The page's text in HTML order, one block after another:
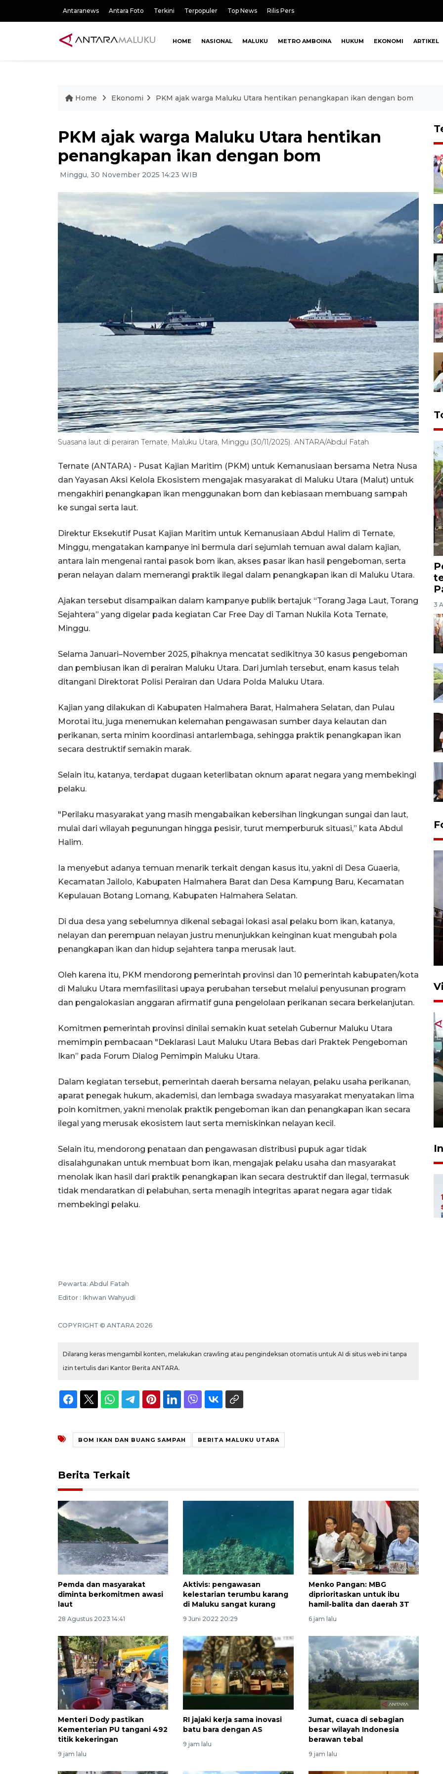
Antaranews Antara Foto Terkini Terpopuler Top News Rilis Pers
HOME NASIONAL MALUKU METRO AMBOINA HUKUM EKONOMI ARTIKEL
Home Ekonomi PKM ajak warga Maluku Utara hentikan penangkapan ikan dengan bom
PKM ajak warga Maluku Utara hentikan
penangkapan ikan dengan bom
Minggu, 30 November 2025 14:23 WIB
Suasana laut di perairan Ternate, Maluku Utara, Minggu (30/11/2025). ANTARA/Abdul Fatah
Ternate (ANTARA) - Pusat Kajian Maritim (PKM) untuk Kemanusiaan bersama Netra Nusa
dan Yayasan Aksi Kelola Ekosistem mengajak masyarakat di Maluku Utara (Malut) untuk
mengakhiri penangkapan ikan menggunakan bom dan kebiasaan membuang sampah
ke sungai serta laut.
Direktur Eksekutif Pusat Kajian Maritim untuk Kemanusiaan Abdul Halim di Ternate,
Minggu, mengatakan kampanye ini bermula dari sejumlah temuan awal dalam kajian,
antara lain mengenai rantai pasok bom ikan, akses pasar ikan hasil pengeboman, serta
peran nelayan dalam memerangi praktik ilegal dalam penangkapan ikan di Maluku Utara.
Ajakan tersebut disampaikan dalam kampanye publik bertajuk “Torang Jaga Laut, Torang
Sejahtera” yang digelar pada kegiatan Car Free Day di Taman Nukila Kota Ternate,
Minggu.
Selama Januari–November 2025, pihaknya mencatat sedikitnya 30 kasus pengeboman
dan pembiusan ikan di perairan Maluku Utara. Dari jumlah tersebut, enam kasus telah
ditangani Direktorat Polisi Perairan dan Udara Polda Maluku Utara.
Kajian yang dilakukan di Kabupaten Halmahera Barat, Halmahera Selatan, dan Pulau
Morotai itu, juga menemukan kelemahan pengawasan sumber daya kelautan dan
perikanan, serta minim koordinasi antarlembaga, sehingga praktik penangkapan ikan
secara destruktif semakin marak.
Selain itu, katanya, terdapat dugaan keterlibatan oknum aparat negara yang membekingi
pelaku.
"Perilaku masyarakat yang masih mengabaikan kebersihan lingkungan sungai dan laut,
mulai dari wilayah pegunungan hingga pesisir, turut memperburuk situasi,” kata Abdul
Halim.
Ia menyebut adanya temuan menarik terkait dengan kasus itu, yakni di Desa Guaeria,
Kecamatan Jailolo, Kabupaten Halmahera Barat dan Desa Kampung Baru, Kecamatan
Kepulauan Botang Lomang, Kabupaten Halmahera Selatan.
Di dua desa yang sebelumnya dikenal sebagai lokasi asal pelaku bom ikan, katanya,
nelayan dan perempuan nelayan justru menunjukkan keinginan kuat mengubah pola
penangkapan ikan dan hidup sejahtera tanpa merusak laut.
Oleh karena itu, PKM mendorong pemerintah provinsi dan 10 pemerintah kabupaten/kota
di Maluku Utara memfasilitasi upaya perubahan tersebut melalui penyusunan program
dan pengalokasian anggaran afirmatif guna pengelolaan perikanan secara berkelanjutan.
Komitmen pemerintah provinsi dinilai semakin kuat setelah Gubernur Maluku Utara
memimpin pembacaan "Deklarasi Laut Maluku Utara Bebas dari Praktek Pengeboman
Ikan” pada Forum Dialog Pemimpin Maluku Utara.
Dalam kegiatan tersebut, pemerintah daerah bersama nelayan, pelaku usaha perikanan,
aparat penegak hukum, akademisi, dan lembaga swadaya masyarakat menyatakan lima
poin komitmen, yakni menolak praktik pengeboman ikan dan penangkapan ikan secara
ilegal yang merusak ekosistem laut serta memiskinkan nelayan kecil.
Selain itu, mendorong penataan dan pengawasan distribusi pupuk agar tidak
disalahgunakan untuk membuat bom ikan, mengajak pelaku usaha dan masyarakat
menolak ikan hasil dari praktik penangkapan ikan secara destruktif dan ilegal, termasuk
tidak mendaratkan di pelabuhan, serta menagih integritas aparat negara agar tidak
membekingi pelaku.
Pewarta: Abdul Fatah
Editor : Ikhwan Wahyudi
COPYRIGHT © ANTARA 2026
Dilarang keras mengambil konten, melakukan crawling atau pengindeksan otomatis untuk AI di situs web ini tanpa
izin tertulis dari Kantor Berita ANTARA.
BOM IKAN DAN BUANG SAMPAH BERITA MALUKU UTARA
Berita Terkait
Pemda dan masyarakat
diminta berkomitmen awasi
laut
28 Agustus 2023 14:41
Aktivis: pengawasan
kelestarian terumbu karang
di Maluku sangat kurang
9 Juni 2022 20:29
Menko Pangan: MBG
diprioritaskan untuk ibu
hamil-balita dan daerah 3T
6 jam lalu
Menteri Dody pastikan
Kementerian PU tangani 492
titik kekeringan
9 jam lalu
RI jajaki kerja sama inovasi
batu bara dengan AS
9 jam lalu
Jumat, cuaca di sebagian
besar wilayah Indonesia
berawan tebal
9 jam lalu
3
Unjuk rasa protes penataan
Pasar Higienis
5 Mei 2026 05:32
Ambon ajak semua pihak buka
ruang pada anak di lembaga
pembinaan
23 Juli 2026 14:28